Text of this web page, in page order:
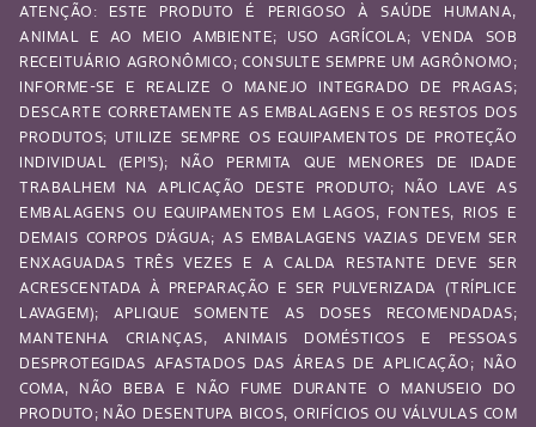
ATENÇÃO: ESTE PRODUTO É PERIGOSO À SAÚDE HUMANA,
ANIMAL E AO MEIO AMBIENTE; USO AGRÍCOLA; VENDA SOB
RECEITUÁRIO AGRONÔMICO; CONSULTE SEMPRE UM AGRÔNOMO;
INFORME-SE E REALIZE O MANEJO INTEGRADO DE PRAGAS;
DESCARTE CORRETAMENTE AS EMBALAGENS E OS RESTOS DOS
PRODUTOS; UTILIZE SEMPRE OS EQUIPAMENTOS DE PROTEÇÃO
INDIVIDUAL (EPI’S); NÃO PERMITA QUE MENORES DE IDADE
TRABALHEM NA APLICAÇÃO DESTE PRODUTO; NÃO LAVE AS
EMBALAGENS OU EQUIPAMENTOS EM LAGOS, FONTES, RIOS E
DEMAIS CORPOS D’ÁGUA; AS EMBALAGENS VAZIAS DEVEM SER
ENXAGUADAS TRÊS VEZES E A CALDA RESTANTE DEVE SER
ACRESCENTADA À PREPARAÇÃO E SER PULVERIZADA (TRÍPLICE
LAVAGEM); APLIQUE SOMENTE AS DOSES RECOMENDADAS;
MANTENHA CRIANÇAS, ANIMAIS DOMÉSTICOS E PESSOAS
DESPROTEGIDAS AFASTADOS DAS ÁREAS DE APLICAÇÃO; NÃO
COMA, NÃO BEBA E NÃO FUME DURANTE O MANUSEIO DO
PRODUTO; NÃO DESENTUPA BICOS, ORIFÍCIOS OU VÁLVULAS COM